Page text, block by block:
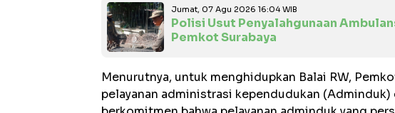
Jumat, 07 Agu 2026 16:04 WIB
Polisi Usut Penyalahgunaan
Pemkot Surabaya
Menurutnya, untuk menghidupkan Balai RW,
pelayanan administrasi kependudukan (Adminduk)